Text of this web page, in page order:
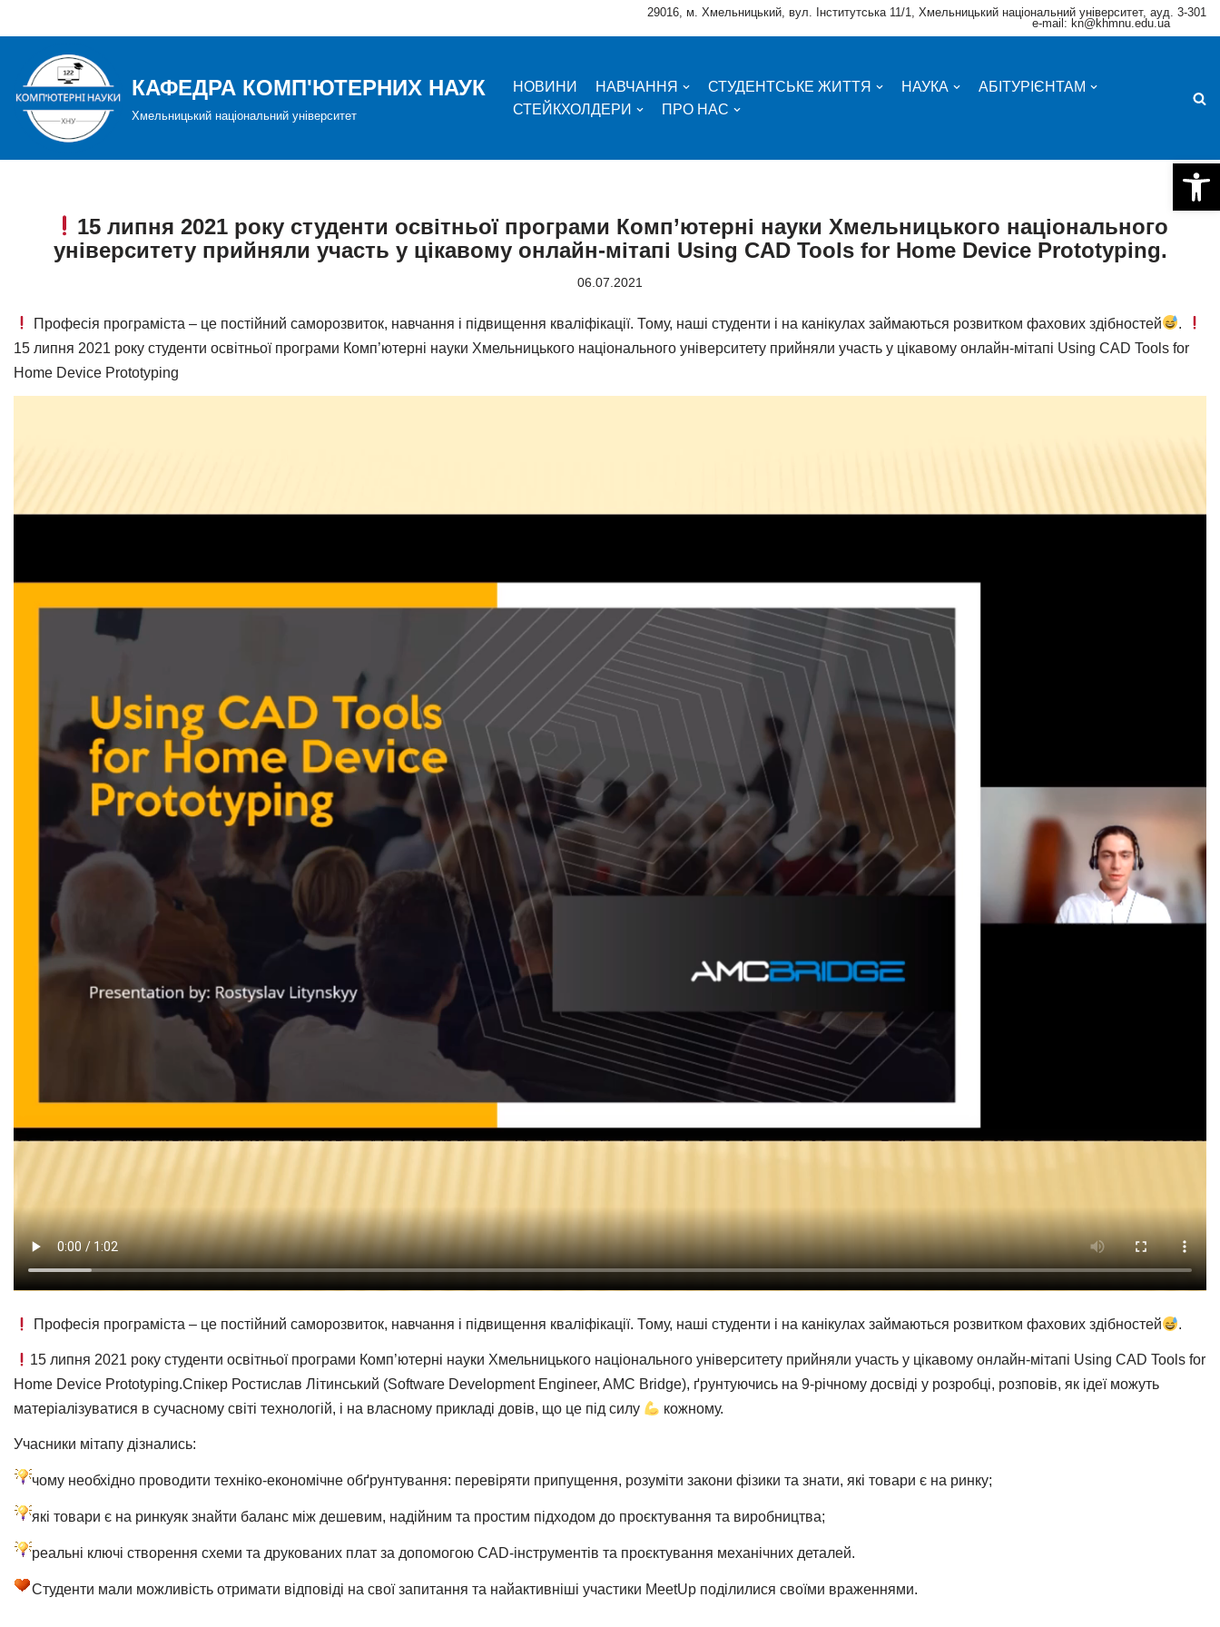
до
вмісту
29016, м. Хмельницький, вул. Інститутська 11/1, Хмельницький національний університет, ауд. 3-301
e-mail: kn@khmnu.edu.ua
КАФЕДРА КОМП'ЮТЕРНИХ НАУК
Хмельницький національний університет
НОВИНИ НАВЧАННЯ СТУДЕНТСЬКЕ ЖИТТЯ НАУКА
АБІТУРІЄНТАМ
СТЕЙКХОЛДЕРИ
ПРО НАС
15 липня 2021 року студенти освітньої програми Комп’ютерні науки Хмельницького національного
університету прийняли участь у цікавому онлайн-мітапі Using CAD Tools for Home Device Prototyping.
06.07.2021
Професія програміста – це постійний саморозвиток, навчання і підвищення кваліфікації. Тому, наші студенти і на канікулах займаються розвитком фахових здібностей
.
15 липня 2021 року студенти освітньої програми Комп’ютерні науки Хмельницького національного університету прийняли участь у цікавому онлайн-мітапі Using CAD Tools for
Home Device Prototyping
Професія програміста – це постійний саморозвиток, навчання і підвищення кваліфікації. Тому, наші студенти і на канікулах займаються розвитком фахових здібностей .
15 липня 2021 року студенти освітньої програми Комп’ютерні науки Хмельницького національного університету прийняли участь у цікавому онлайн-мітапі Using CAD Tools for
Home Device Prototyping.Спікер Ростислав Літинський (Software Development Engineer, AMC Bridge), ґрунтуючись на 9-річному досвіді у розробці, розповів, як ідеї можуть
матеріалізуватися в сучасному світі технологій, і на власному прикладі довів, що це під силу
кожному.
Учасники мітапу дізнались:
чому необхідно проводити техніко-економічне обґрунтування: перевіряти припущення, розуміти закони фізики та знати, які товари є на ринку;
які товари є на ринкуяк знайти баланс між дешевим, надійним та простим підходом до проєктування та виробництва;
реальні ключі створення схеми та друкованих плат за допомогою CAD-інструментів та проєктування механічних деталей.
Студенти мали можливість отримати відповіді на свої запитання та найактивніші участики MeetUp поділилися своїми враженнями.